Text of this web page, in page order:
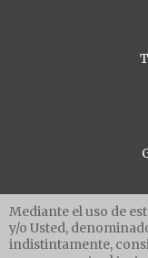
Mediante el uso de
y/o Usted,
indistintamente,